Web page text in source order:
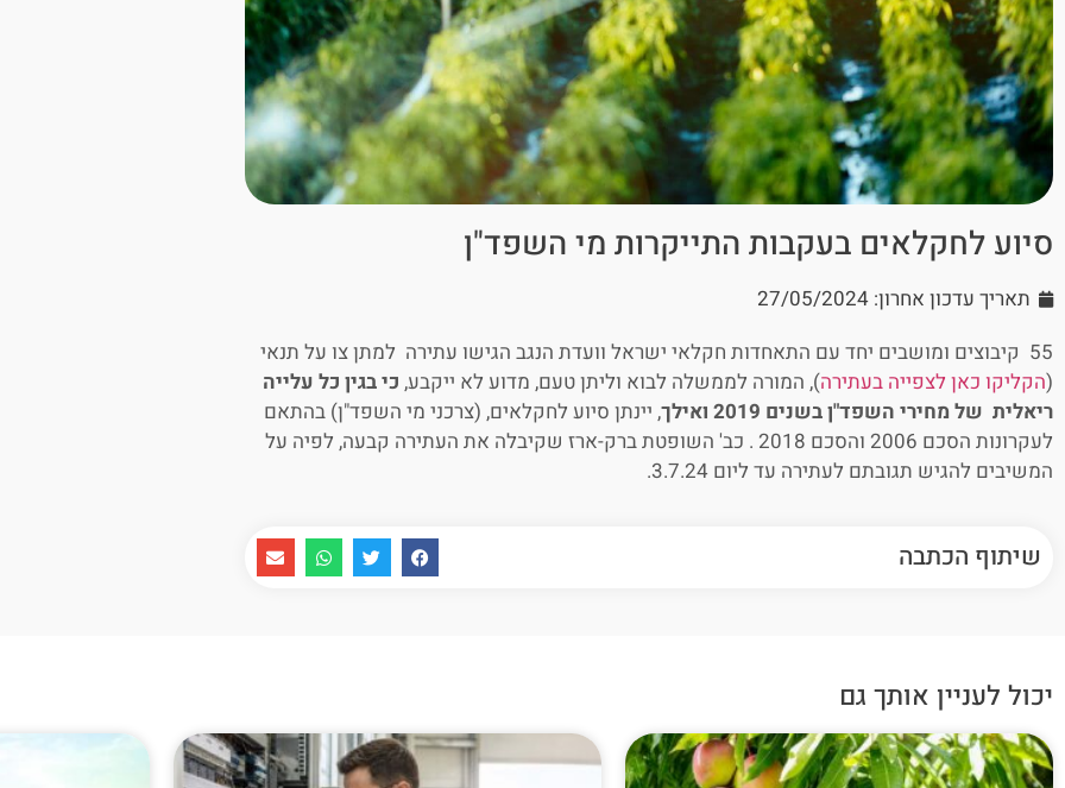
סיוע לחקלאים בעקבות התייקרות מי השפד"ן
תאריך עדכון אחרון: 27/05/2024
55 קיבוצים ומושבים יחד עם התאחדות חקלאי ישראל וועדת הנגב הגישו עתירה למתן צו על תנאי
(הקליקו כאן לצפייה בעתירה), המורה לממשלה לבוא וליתן טעם, מדוע לא ייקבע, כי בגין כל עלייה
ריאלית של מחירי השפד"ן בשנים 2019 ואילך
, יינתן סיוע לחקלאים, (צרכני מי השפד"ן) בהתאם
לעקרונות הסכם 2006 והסכם 2018 . כב' השופטת ברק-ארז שקיבלה את העתירה קבעה, לפיה על
המשיבים להגיש תגובתם לעתירה עד ליום 3.7.24.
שיתוף הכתבה
יכול לעניין אותך גם